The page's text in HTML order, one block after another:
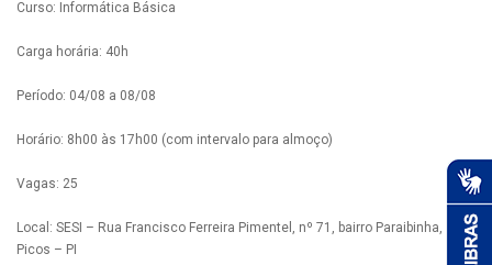
Curso: Informática Básica
Carga horária: 40h
Período: 04/08 a 08/08
Horário: 8h00 às 17h00 (com intervalo para almoço)
Vagas: 25
Local: SESI – Rua Francisco Ferreira Pimentel, nº 71, bairro Paraibinha,
Picos – PI